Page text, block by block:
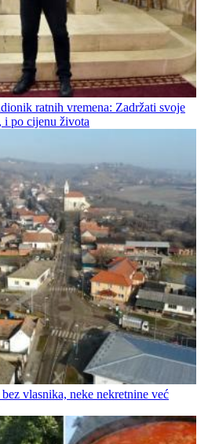
ratnih vremena: Zadržati svoje
i po cijenu života
vlasnika, neke nekretnine već